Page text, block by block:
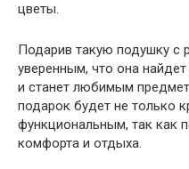
цветы.
Подарив такую подушку с
уверенным, что она
и станет любимым
подарок будет не только
функциональным, так как
комфорта и отдыха.